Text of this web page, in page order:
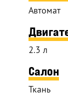
Автомат
2.3 л
Салон
Ткань